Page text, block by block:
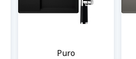
Puro